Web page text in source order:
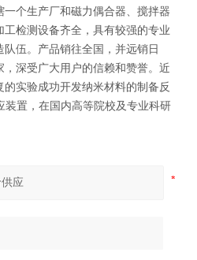
个生产厂和磁力偶合器、搅拌器
检测设备齐全，具有较强的专业
伍。产品销往全国，并远销日
深受广大用户的信赖和赞誉。近
实验成功开发纳米材料的制备反
装置，在国内高等院校及专业科研